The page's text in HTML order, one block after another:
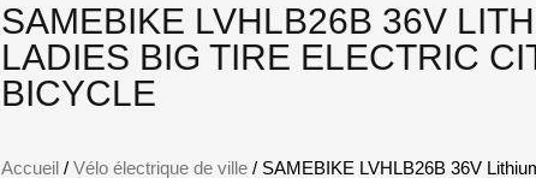
SAMEBIKE LVHLB26B 36V
LADIES BIG TIRE ELECTRIC
BICYCLE
Accueil / Vélo électrique de ville / SAMEBIKE LVHLB26B 36V